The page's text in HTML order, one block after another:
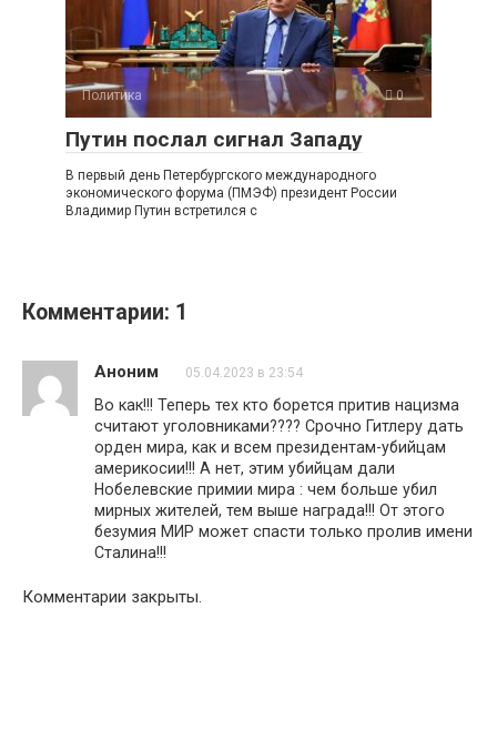
Политика 0
Путин послал сигнал Западу
В первый день Петербургского международного
экономического форума (ПМЭФ) президент России
Владимир Путин встретился с
Комментарии: 1
Аноним 05.04.2023 в 23:54
Во как!!! Теперь тех кто борется притив нацизма
считают уголовниками???? Срочно Гитлеру дать
орден мира, как и всем президентам-убийцам
америкосии!!! А нет, этим убийцам дали
Нобелевские примии мира : чем больше убил
мирных жителей, тем выше награда!!! От этого
безумия МИР может спасти только пролив имени
Сталина!!!
Комментарии закрыты.